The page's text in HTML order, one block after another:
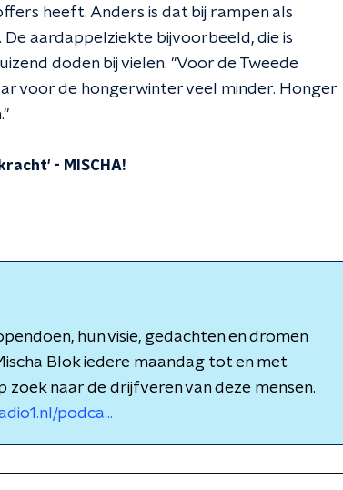
heeft. Anders is dat bij rampen als
aardappelziekte bijvoorbeeld, die is
doden bij vielen. "Voor de Tweede
voor de hongerwinter veel minder. Honger
- MISCHA!
hun visie, gedachten en dromen
Blok iedere maandag tot en met
naar de drijfveren van deze mensen.
podca...